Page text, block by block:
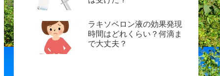
ラキソベロン液の効果発現
時間はどれくらい？何滴ま
で大丈夫？